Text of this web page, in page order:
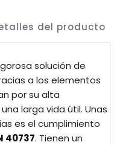
del producto
solución de
a los elementos
por su alta
larga vida útil. Unas
es el cumplimiento
40737. Tienen un